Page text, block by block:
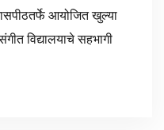
आयोजित खुल्या
विद्यालयाचे सहभागी